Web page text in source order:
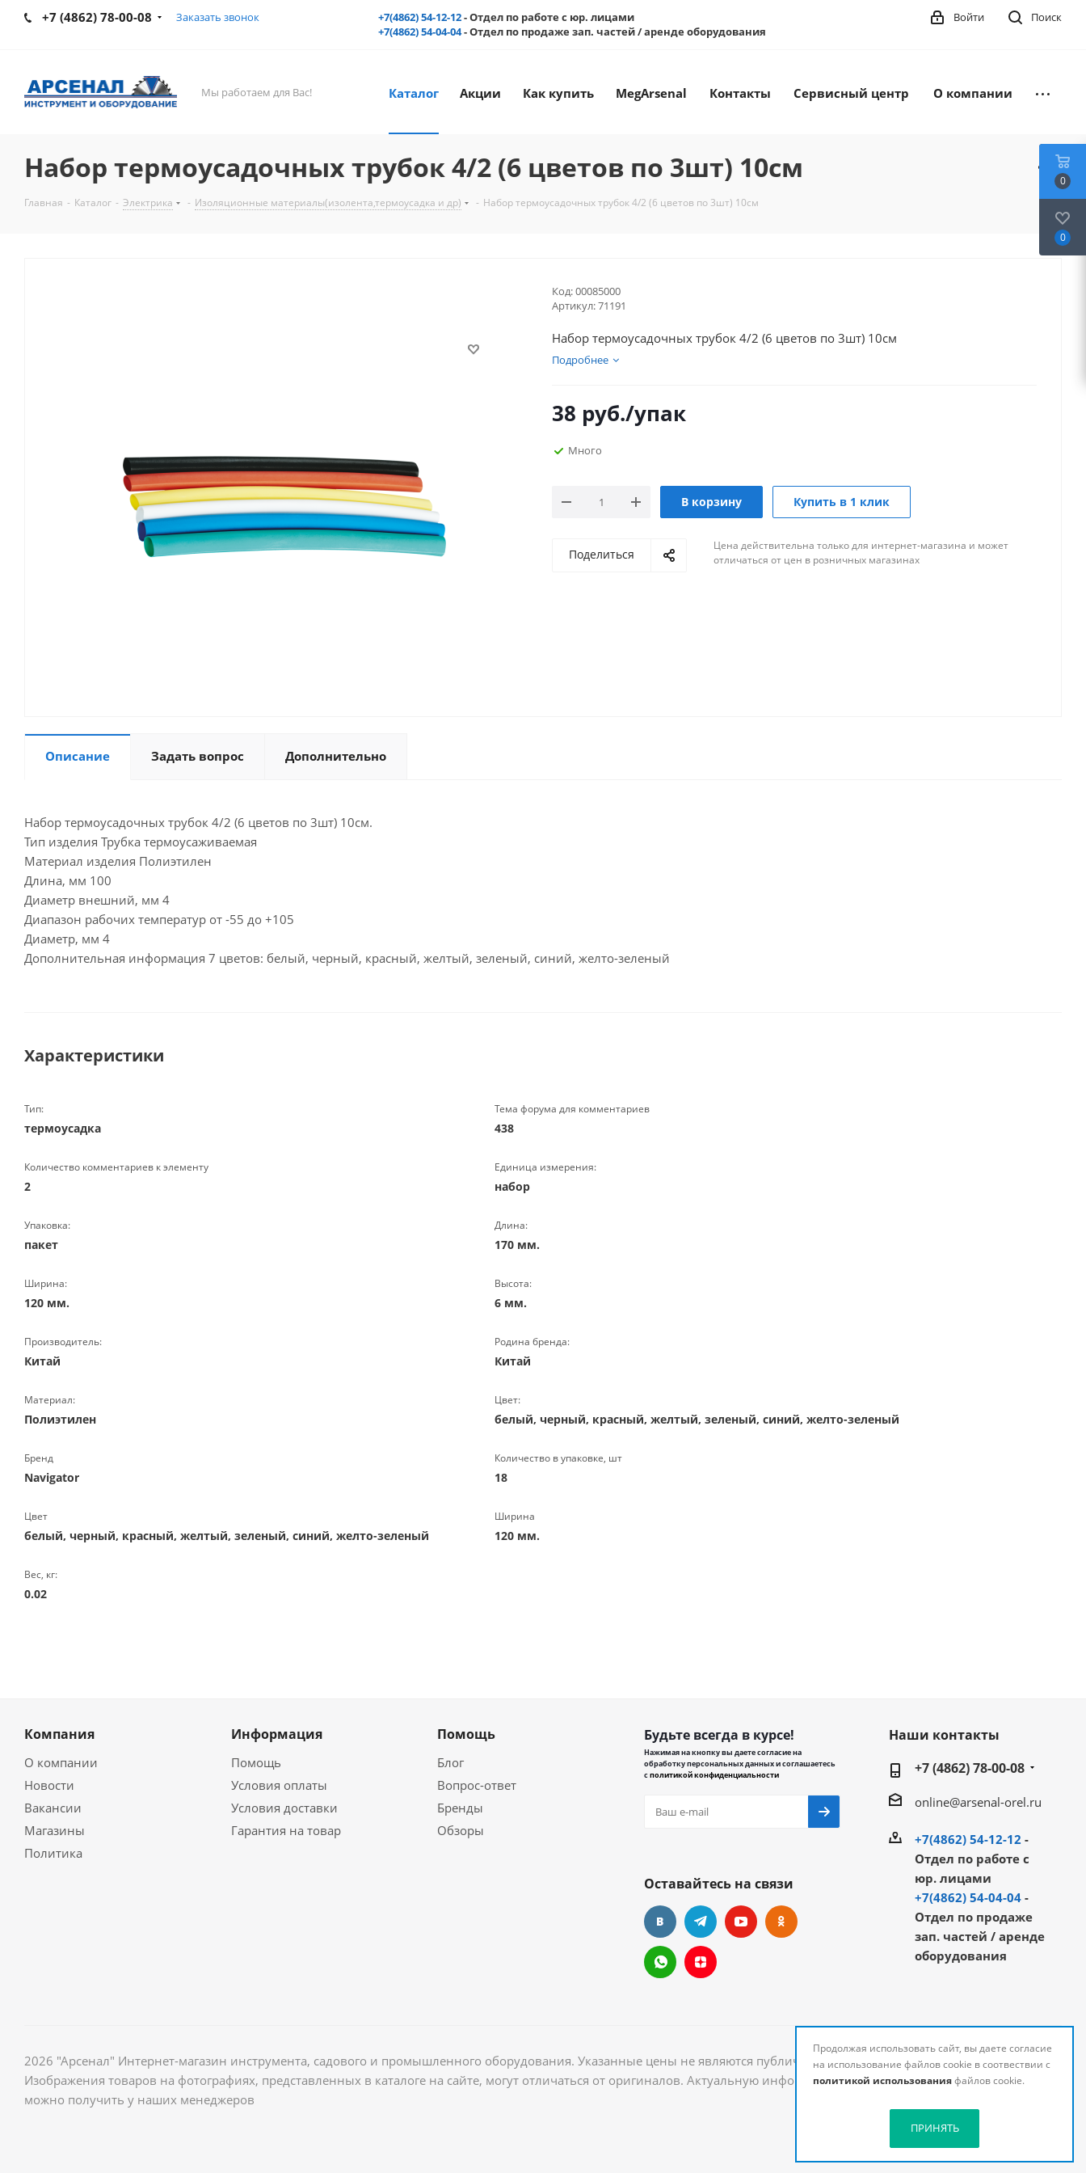
+7 (4862) 78-00-08 Заказать звонок +7(4862) 54-12-12- Отдел по работе с юр. лицами
+7(4862) 54-04-04- Отдел по продаже зап. частей / аренде оборудования
Поиск
Войти
Мы работаем для Вас! Каталог Акции Как купить MegArsenal Контакты Сервисный центр О компании
Набор термоусадочных трубок 4/2 (6 цветов по 3шт) 10см
Главная - Каталог - Электрика - Изоляционные материалы(изолента,термоусадка и др) - Набор термоусадочных трубок 4/2 (6 цветов по 3шт) 10см
Код:00085000
Артикул:71191
Набор термоусадочных трубок 4/2 (6 цветов по 3шт) 10см
Подробнее
38 руб./упак
Много
В корзину Купить в 1 клик
Поделиться
Цена действительна только для интернет-магазина и может
отличаться от цен в розничных магазинах
Описание Задать вопрос Дополнительно
Набор термоусадочных трубок 4/2 (6 цветов по 3шт) 10см.
Тип изделия Трубка термоусаживаемая
Материал изделия Полиэтилен
Длина, мм 100
Диаметр внешний, мм 4
Диапазон рабочих температур от -55 до +105
Диаметр, мм 4
Дополнительная информация 7 цветов: белый, черный, красный, желтый, зеленый, синий, желто-зеленый
Характеристики
Тип:
термоусадка
Тема форума для комментариев
438
Количество комментариев к элементу
2
Единица измерения:
набор
Упаковка:
пакет
Длина:
170 мм.
Ширина:
120 мм.
Высота:
6 мм.
Производитель:
Китай
Родина бренда:
Китай
Материал:
Полиэтилен
Цвет:
белый, черный, красный, желтый, зеленый, синий, желто-зеленый
Бренд
Navigator
Количество в упаковке, шт
18
Цвет
белый, черный, красный, желтый, зеленый, синий, желто-зеленый
Ширина
120 мм.
Вес, кг:
0.02
Компания
О компании
Новости
Вакансии
Магазины
Политика
Информация
Помощь
Условия оплаты
Условия доставки
Гарантия на товар
Помощь
Блог
Вопрос-ответ
Бренды
Обзоры
Будьте всегда в курсе!
Нажимая на кнопку вы даете согласие на
обработку персональных данных и соглашаетесь
сполитикой конфиденциальности
Оставайтесь на связи
Наши контакты
+7 (4862) 78-00-08
online@arsenal-orel.ru
+7(4862) 54-12-12 -
Отдел по работе с
юр. лицами
+7(4862) 54-04-04-
Отдел по продаже
зап. частей / аренде
оборудования
2026 "Арсенал" Интернет-магазин инструмента, садового и промышленного оборудования. Указанные цены не являются публичной офертой и могут быть изменены.
Изображения товаров на фотографиях, представленных в каталоге на сайте, могут отличаться от оригиналов. Актуальную информацию о стоимости и наличии товаров
можно получить у наших менеджеров
0
0
Продолжая использовать сайт, вы даете согласие
на использование файлов cookie в соотвествии с
политикой использованияфайлов cookie.
ПРИНЯТЬ